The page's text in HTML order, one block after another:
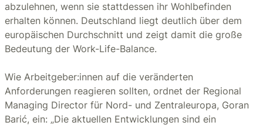
abzulehnen, wenn sie stattdessen ihr Wohlbefinden
erhalten können. Deutschland liegt deutlich über dem
europäischen Durchschnitt und zeigt damit die große
Bedeutung der Work-Life-Balance.
Wie Arbeitgeber:innen auf die veränderten
Anforderungen reagieren sollten, ordnet der Regional
Managing Director für Nord- und Zentraleuropa, Goran
Barić, ein: „Die aktuellen Entwicklungen sind ein